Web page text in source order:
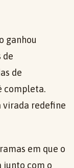
ganhou
de
de
completa.
virada redefine
em que o
junto com o